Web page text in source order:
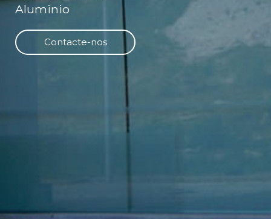
Aluminio
Contacte-nos
Contacte-nos